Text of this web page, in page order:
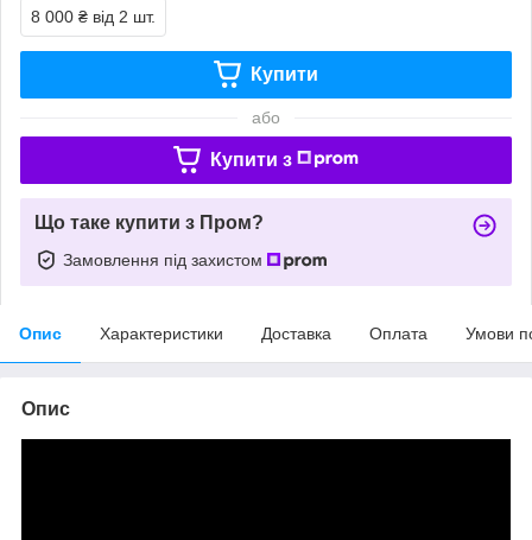
8 000 ₴ від 2 шт.
Купити
або
Купити з
Що таке купити з Пром?
Замовлення під захистом
Опис Характеристики Доставка Оплата Умови
Опис